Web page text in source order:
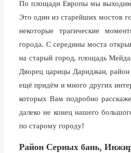
По площади Европы мы
Это один из старейших мостов
некоторые трагические
города. С середины моста
на старый город, площадь
Дворец царицы Дариджан,
ещё придём и много других
которых Вам подробно
далеко не конец нашего
по старому городу!
Район Серных бань,